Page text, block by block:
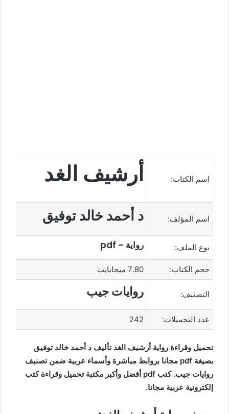
اسم الكتاب: أرشيف الغد
اسم المؤلف: د أحمد خالد توفيق
نوع الملف: رواية – pdf
حجم الكتاب: 7.80 ميجابايت
التصنيف: روايات جيب
عدد التحميلات: 242
تحميل وقراءة رواية أرشيف الغد تأليف د أحمد خالد توفيق
بصيغة pdf مجانا بروابط مباشرة وأسماء عربية ضمن تصنيف
روايات جيب. كتب pdf أفضل وأكبر مكتبة تحميل وقراءة كتب
إلكترونية عربية مجانا.